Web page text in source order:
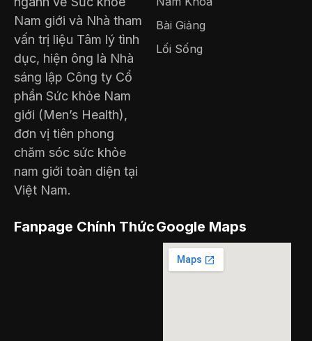
Nam giới và Nhà tham
vấn trị liệu Tâm lý tình
dục, hiện ông là Nhà
sáng lập Công ty Cổ
phần Sức khỏe Nam
giới (Men’s Health),
đơn vị tiên phong
chăm sóc sức khỏe
nam giới toàn diện tại
Việt Nam.
Bài Giảng
Lối Sống
Fanpage Chính ThứcGoogle Maps